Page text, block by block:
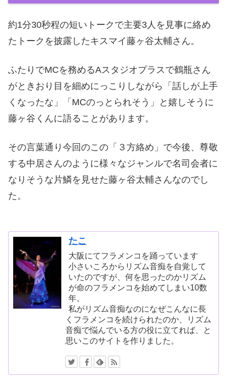
約1分30秒程の短いトークで主要3人を見事に絡め
たトークを披露したキスマイ藤ヶ谷太輔さん。
ふたりでMCを務めるAスタジオプラスで鶴瓶さん
がときおり目を細めにっこりしながら「話しが上手
くなったな」「MCのっとられそう」と嬉しそうに
藤ヶ谷くんに語ることがあります。
その言葉通り今回のこの「３方絡め」で今後、尊敬
する中居さんのように様々なジャンルで名司会者に
なりそうな片鱗を見せた藤ヶ谷太輔さんなのでし
た。
たこ
大阪にてフラメンコを踊っています
小さいころからリズム音痴を自覚して
いたのですが、何を思ったのかリズム
が命のフラメンコを始めてしまい10数
年。
私がリズム音痴なのになぜこんなに長
くフラメンコを続けられたのか、リズム
音痴で悩んでいる方の役に立てれば、と
思いこのサイトを作りました。